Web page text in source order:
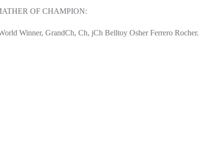
OF CHAMPION:
Winner, GrandCh, Ch, jCh Belltoy Osher Ferrero Rocher.